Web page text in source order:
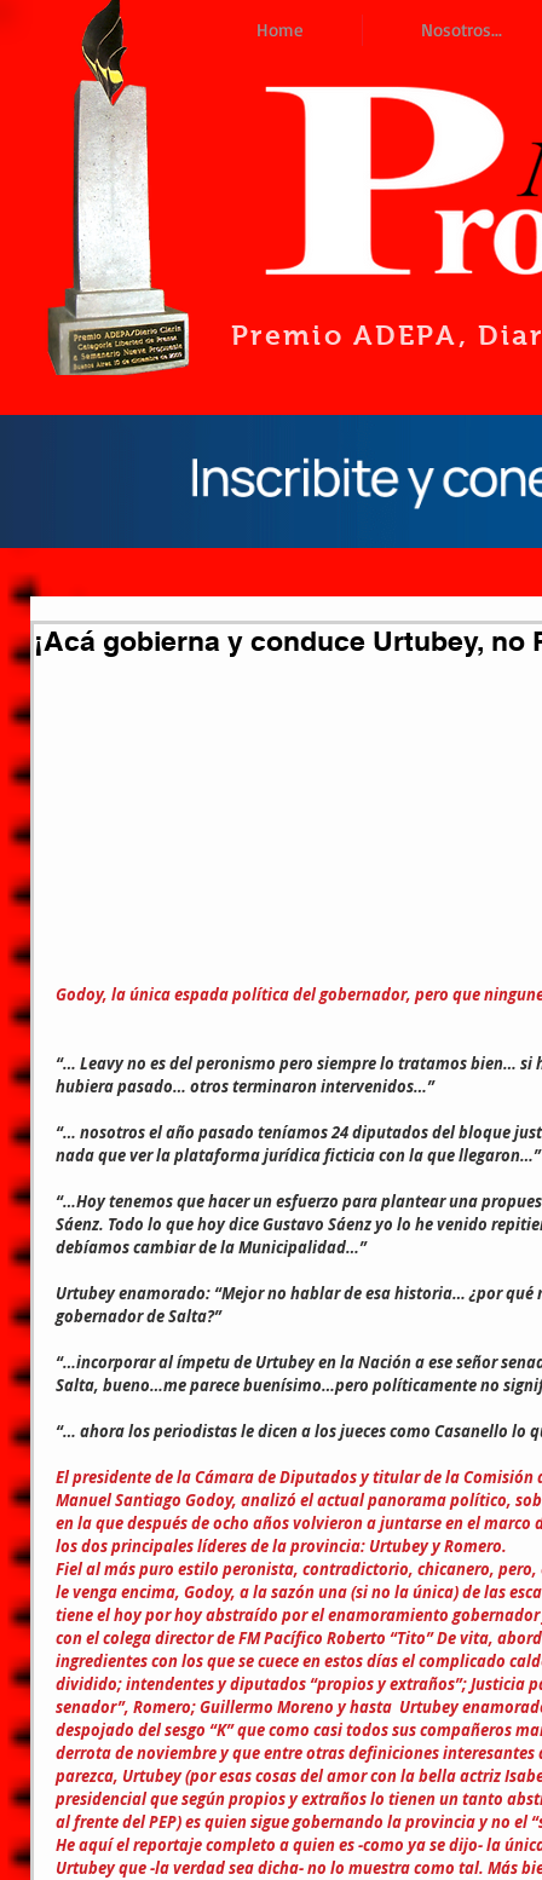
Home Nosotros...
Premio ADEPA,
¡Acá gobierna y conduce Urtubey,
Godoy, la única espada política del gobernador, pero que
“… Leavy no es del peronismo pero siempre lo tratamos bien…
hubiera pasado… otros terminaron intervenidos…”
“… nosotros el año pasado teníamos 24 diputados del bloque
nada que ver la plataforma jurídica ficticia con la que llegaron…”
“…Hoy tenemos que hacer un esfuerzo para plantear una
Sáenz. Todo lo que hoy dice Gustavo Sáenz yo lo he venido
debíamos cambiar de la Municipalidad…”
Urtubey enamorado: “Mejor no hablar de esa historia… ¿por
gobernador de Salta?”
“…incorporar al ímpetu de Urtubey en la Nación a ese señor
Salta, bueno…me parece buenísimo…pero políticamente no
“… ahora los periodistas le dicen a los jueces como Casanello lo
El presidente de la Cámara de Diputados y titular de la Comisión
Manuel Santiago Godoy, analizó el actual panorama político,
en la que después de ocho años volvieron a juntarse en el
los dos principales líderes de la provincia: Urtubey y Romero.
Fiel al más puro estilo peronista, contradictorio, chicanero,
le venga encima, Godoy, a la sazón una (si no la única) de las
tiene el hoy por hoy abstraído por el enamoramiento
con el colega director de FM Pacífico Roberto “Tito” De vita,
ingredientes con los que se cuece en estos días el complicado
dividido; intendentes y diputados “propios y extraños”; Justicia
senador”, Romero; Guillermo Moreno y hasta  Urtubey
despojado del sesgo “K” que como casi todos sus compañeros
derrota de noviembre y que entre otras definiciones
parezca, Urtubey (por esas cosas del amor con la bella actriz
presidencial que según propios y extraños lo tienen un tanto
al frente del PEP) es quien sigue gobernando la provincia y no el
He aquí el reportaje completo a quien es -como ya se dijo- la
Urtubey que -la verdad sea dicha- no lo muestra como tal. Más